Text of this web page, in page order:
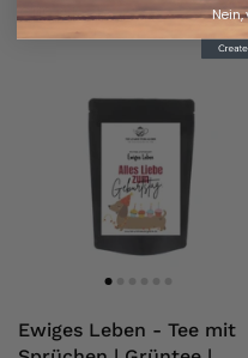
€119,00 / kg
Ewiges Leben - Tee mit
Nein,